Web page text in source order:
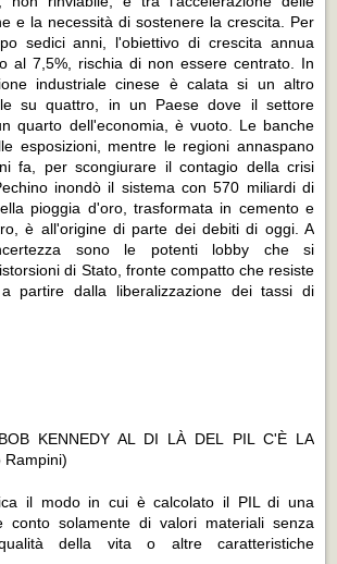
e la necessità di sostenere la crescita. Per
sedici anni, l'obiettivo di crescita annua
al 7,5%, rischia di non essere centrato. In
industriale cinese è calata si un altro
su quattro, in un Paese dove il settore
quarto dell'economia, è vuoto. Le banche
esposizioni, mentre le regioni annaspano
fa, per scongiurare il contagio della crisi
inondò il sistema con 570 miliardi di
pioggia d'oro, trasformata in cemento e
è all'origine di parte dei debiti di oggi. A
sono le potenti lobby che si
di Stato, fronte compatto che resiste
partire dalla liberalizzazione dei tassi di
KENNEDY AL DI LÀ DEL PIL C'È LA
Rampini)
il modo in cui è calcolato il PIL di una
conto solamente di valori materiali senza
della vita o altre caratteristiche